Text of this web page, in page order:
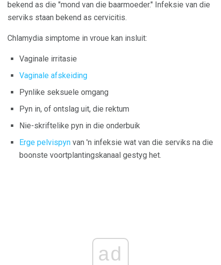
bekend as die "mond van die baarmoeder." Infeksie van die
serviks staan ​​bekend as cervicitis.
Chlamydia simptome in vroue kan insluit:
Vaginale irritasie
Vaginale afskeiding
Pynlike seksuele omgang
Pyn in, of ontslag uit, die rektum
Nie-skriftelike pyn in die onderbuik
Erge pelvispyn van 'n infeksie wat van die serviks na die
boonste voortplantingskanaal gestyg het.
ad